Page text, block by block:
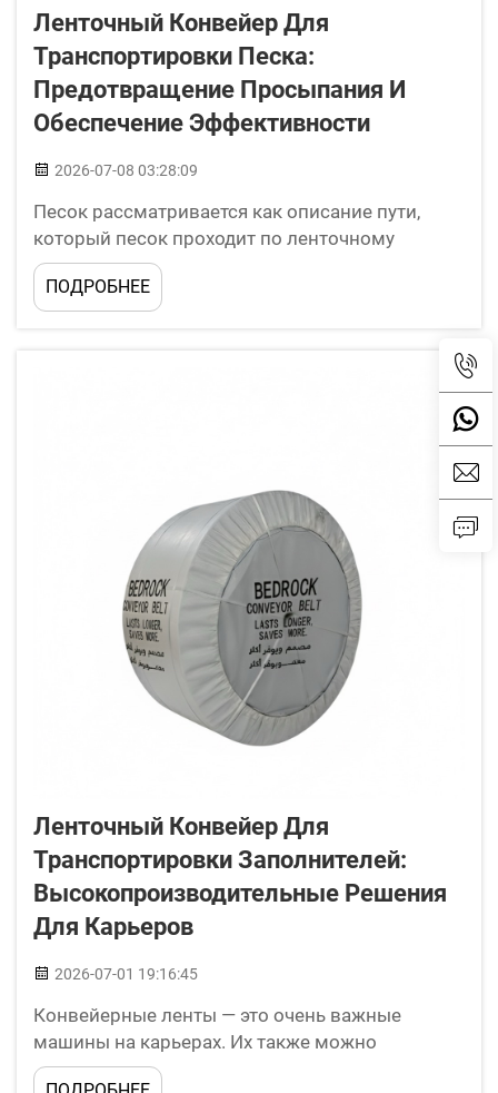
Ленточный Конвейер Для
Транспортировки Песка:
Предотвращение Просыпания И
Обеспечение Эффективности
2026-07-08 03:28:09
Песок рассматривается как описание пути,
который песок проходит по ленточному
конвейеру. Существуют также ленты,
используемые на регатах. Эти ленты
предотвращают просыпание песка во время
ПОДРОБНЕЕ
Ленточный Конвейер Для
Транспортировки Заполнителей:
Высокопроизводительные Решения
Для Карьеров
2026-07-01 19:16:45
Конвейерные ленты — это очень важные
машины на карьерах. Их также можно
использовать для транспортировки тяжелых